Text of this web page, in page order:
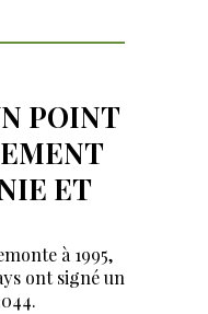
POINT
ET
à 1995,
ont signé un